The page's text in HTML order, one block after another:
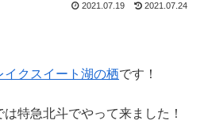
2021.07.19 2021.07.24
イクスイート湖の栖です！
特急北斗でやって来ました！